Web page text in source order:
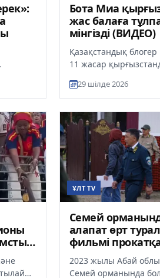
Бота Миа
жас балаға
мінгізді (ВИДЕО)
Қазақстандық
11 жасар
етті. Ол бұл сыйлықты
29 шілде 2026
ҰЛТ TV
Семей
алапат өрт
фильмі
2023 жылы Абай
Семей орманында